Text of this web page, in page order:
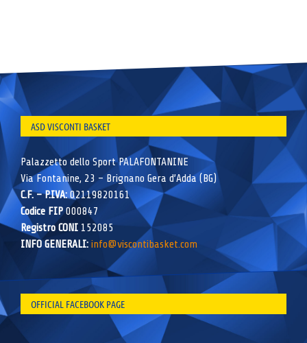
ASD VISCONTI BASKET
Palazzetto dello Sport PALAFONTANINE
Via Fontanine, 23 – Brignano Gera d’Adda (BG)
C.F. – P.IVA:02119820161
Codice FIP000847
Registro CONI 152085
INFO GENERALI: info@viscontibasket.com
OFFICIAL FACEBOOK PAGE